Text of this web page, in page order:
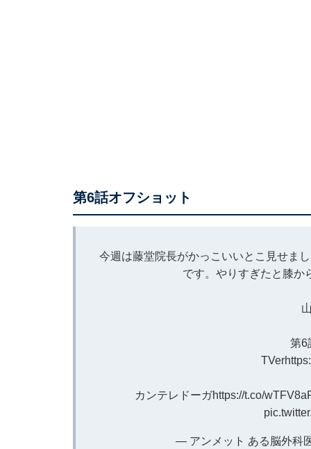
第6話オフショット
今週は藤堂院長がかっこいいとこ見せま
です。やりすぎたと膝か
第6
TVer
カンテレドーガhttps://t.co/
— アンメット ある脳外科